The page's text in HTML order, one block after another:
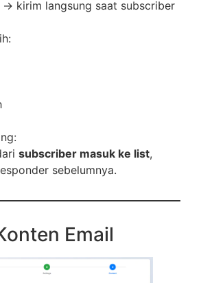
→ kirim langsung saat subscriber
subscriber masuk ke list,
sebelumnya.
Email